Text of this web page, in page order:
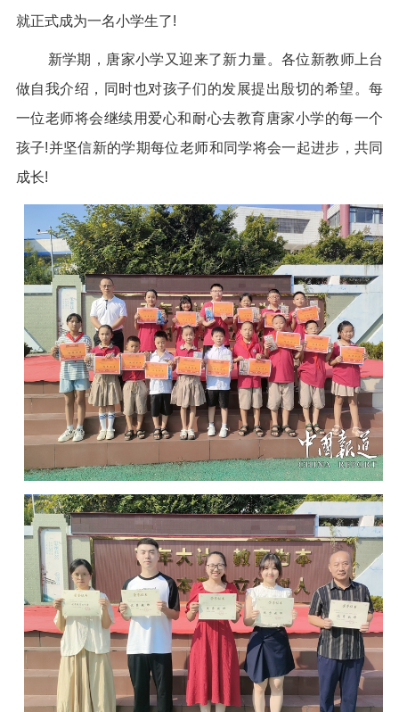
就正式成为一名小学生了!
新学期，唐家小学又迎来了新力量。各位新教师上台
做自我介绍，同时也对孩子们的发展提出殷切的希望。每
一位老师将会继续用爱心和耐心去教育唐家小学的每一个
孩子!并坚信新的学期每位老师和同学将会一起进步，共同
成长!